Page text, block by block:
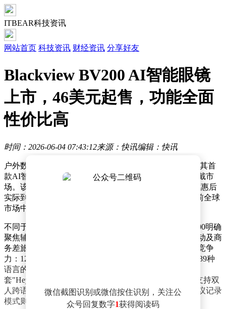
ITBEAR科技资讯
网站首页 科技资讯 财经资讯 分享好友
Blackview BV200 AI智能眼镜
上市，46美元起售，功能全面
性价比高
时间：2026-06-04 07:43:12来源：快讯编辑：快讯
户外数码领域迎来新势力，Blackview品牌近日正式发布其首
款AI智能眼镜BV200，以极具竞争力的价格切入智能穿戴市
场。该产品通过AliExpress官方旗舰店首发，叠加平台优惠后
实际到手价仅46.99美元（约合人民币318元），成为当前全球
市场中最具性价比的AI眼镜产品之一。
不同于传统智能穿戴设备对手机功能的替代定位，BV200明确
聚焦辅助场景。产品设计团队将其定位为通勤、户外运动及商
务差旅的智能伴侣，通过集成三大核心功能构建差异化竞争
力：1200P高清摄像模块、多模态AI语音助手以及覆盖139种
语言的实时翻译系统。其中翻译功能尤为突出，通过配
套"HeyCyan"应用可实现三种交互模式：分屏对话翻译支持双
人跨语言即时交流，同声传译模式适用于演讲场景，会议记录
模式则能自动生成双语文稿。
微信截图识别或微信按住识别，关注公
众号回复数字1获得阅读码